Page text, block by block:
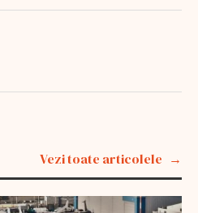
Vezi toate articolele